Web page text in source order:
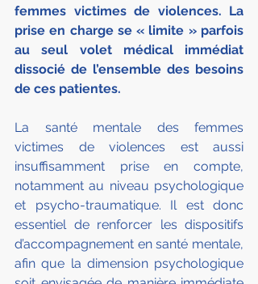
femmes victimes de violences. La
prise en charge se « limite » parfois
au seul volet médical immédiat
dissocié de l’ensemble des besoins
de ces patientes.
La santé mentale des femmes
victimes de violences est aussi
insuffisamment prise en compte,
notamment au niveau psychologique
et psycho-traumatique. Il est donc
essentiel de renforcer les dispositifs
d’accompagnement en santé mentale,
afin que la dimension psychologique